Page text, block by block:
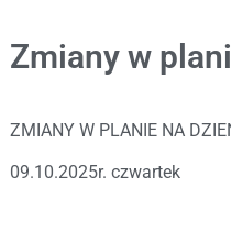
Zmiany w
ZMIANY W PLANIE NA
09.10.2025r. czwartek